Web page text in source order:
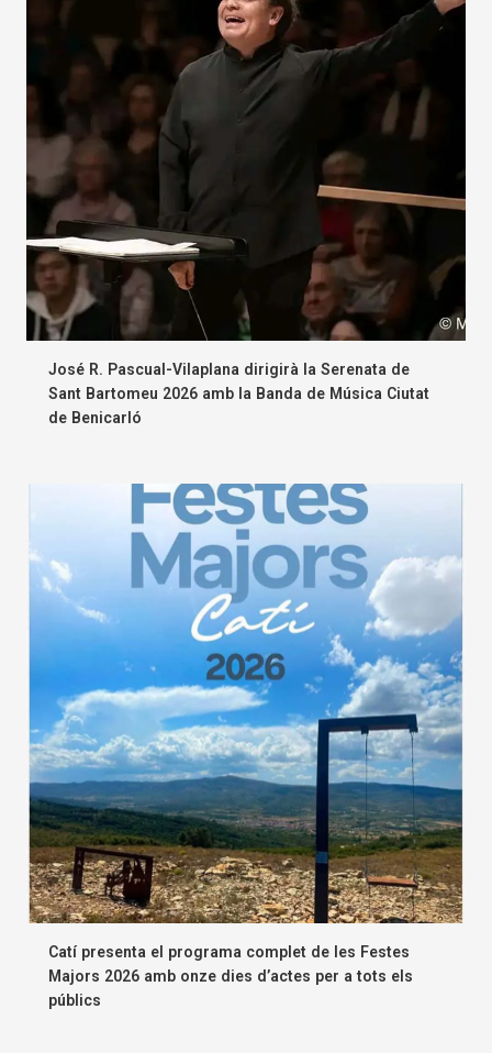
José R. Pascual-Vilaplana dirigirà la Serenata de
Sant Bartomeu 2026 amb la Banda de Música Ciutat
de Benicarló
Catí presenta el programa complet de les Festes
Majors 2026 amb onze dies d’actes per a tots els
públics